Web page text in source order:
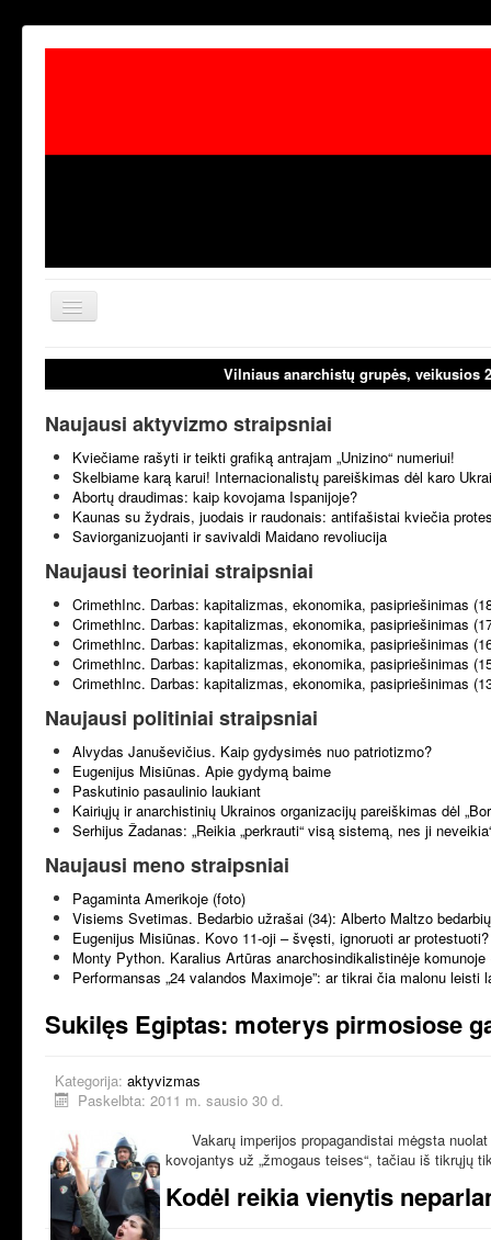
Toggle
Navigation
aktualijos
laisvoji
Vilniaus anarchistų grupės, veikusios
Naujausi aktyvizmo straipsniai
Kviečiame rašyti ir teikti grafiką antrajam „Unizino“ numeriui!
Skelbiame karą karui! Internacionalistų pareiškimas dėl karo
Abortų draudimas: kaip kovojama Ispanijoje?
Kaunas su žydrais, juodais ir raudonais: antifašistai kviečia
Saviorganizuojanti ir savivaldi Maidano revoliucija
Naujausi teoriniai straipsniai
CrimethInc. Darbas: kapitalizmas, ekonomika, pasipriešinimas
CrimethInc. Darbas: kapitalizmas, ekonomika, pasipriešinimas
CrimethInc. Darbas: kapitalizmas, ekonomika, pasipriešinimas
CrimethInc. Darbas: kapitalizmas, ekonomika, pasipriešinimas
CrimethInc. Darbas: kapitalizmas, ekonomika, pasipriešinimas
Naujausi politiniai straipsniai
Alvydas Januševičius. Kaip gydysimės nuo patriotizmo?
Eugenijus Misiūnas. Apie gydymą baime
Paskutinio pasaulinio laukiant
Kairiųjų ir anarchistinių Ukrainos organizacijų pareiškimas dėl
Serhijus Žadanas: „Reikia „perkrauti“ visą sistemą, nes ji
Naujausi meno straipsniai
Pagaminta Amerikoje (foto)
Visiems Svetimas. Bedarbio užrašai (34): Alberto Maltzo
Eugenijus Misiūnas. Kovo 11-oji – švęsti, ignoruoti ar protestuoti?
Monty Python. Karalius Artūras anarchosindikalistinėje komunoje
Performansas „24 valandos Maximoje”: ar tikrai čia malonu leisti
Sukilęs Egiptas: moterys pirmosiose
Kategorija: aktyvizmas
Paskelbta: 2011 m. sausio 30 d.
Vakarų imperijos propagandistai mėgsta
kovojantys už „žmogaus teises“, tačiau iš tikrųjų
Kodėl reikia vienytis